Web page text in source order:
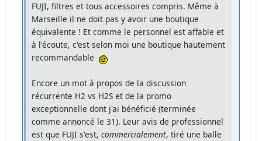
FUJI, filtres et tous accessoires compris. Même à
Marseille il ne doit pas y avoir une boutique
équivalente ! Et comme le personnel est affable et
à l'écoute, c'est selon moi une boutique hautement
recommandable
Encore un mot à propos de la discussion
récurrente H2 vs H2S et de la promo
exceptionnelle dont j'ai bénéficié (terminée
comme annoncé le 31). Leur avis de professionnel
est que FUJI s'est,commercialement, tiré une balle